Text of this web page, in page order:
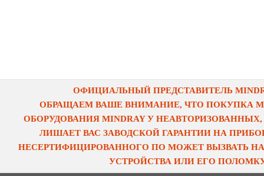
ОФИЦИАЛЬНЫЙ ПРЕДСТАВИТЕЛЬ
ОБРАЩАЕМ ВАШЕ ВНИМАНИЕ, ЧТО ПОКУПКА
ОБОРУДОВАНИЯ MINDRAY У
ЛИШАЕТ ВАС ЗАВОДСКОЙ ГАРАНТИИ НА
НЕСЕРТИФИЦИРОВАННОГО ПО МОЖЕТ ВЫЗВАТЬ
УСТРОЙСТВА ИЛИ ЕГО